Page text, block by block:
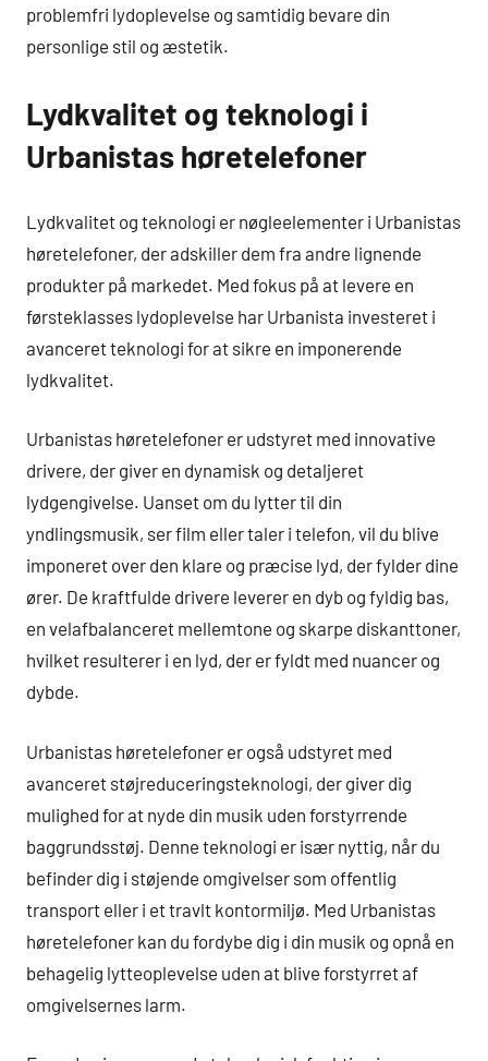
problemfri lydoplevelse og samtidig bevare din
personlige stil og æstetik.
Lydkvalitet og teknologi i
Urbanistas høretelefoner
Lydkvalitet og teknologi er nøgleelementer i Urbanistas
høretelefoner, der adskiller dem fra andre lignende
produkter på markedet. Med fokus på at levere en
førsteklasses lydoplevelse har Urbanista investeret i
avanceret teknologi for at sikre en imponerende
lydkvalitet.
Urbanistas høretelefoner er udstyret med innovative
drivere, der giver en dynamisk og detaljeret
lydgengivelse. Uanset om du lytter til din
yndlingsmusik, ser film eller taler i telefon, vil du blive
imponeret over den klare og præcise lyd, der fylder dine
ører. De kraftfulde drivere leverer en dyb og fyldig bas,
en velafbalanceret mellemtone og skarpe diskanttoner,
hvilket resulterer i en lyd, der er fyldt med nuancer og
dybde.
Urbanistas høretelefoner er også udstyret med
avanceret støjreduceringsteknologi, der giver dig
mulighed for at nyde din musik uden forstyrrende
baggrundsstøj. Denne teknologi er især nyttig, når du
befinder dig i støjende omgivelser som offentlig
transport eller i et travlt kontormiljø. Med Urbanistas
høretelefoner kan du fordybe dig i din musik og opnå en
behagelig lytteoplevelse uden at blive forstyrret af
omgivelsernes larm.